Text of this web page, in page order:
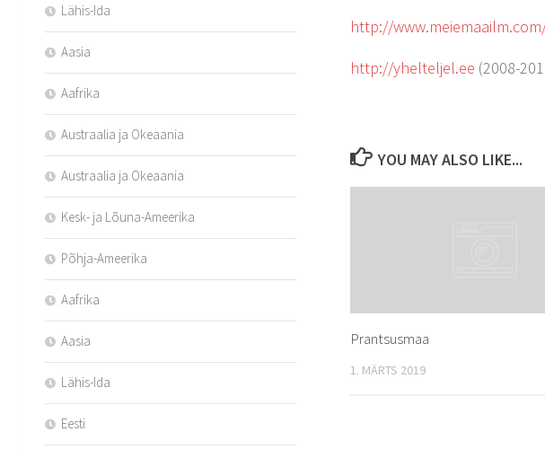
http://
http://yhelteljel.ee (2008-
YOU MAY ALSO LIKE...
Prantsusmaa
1. MÄRTS 2019
Lähis-Ida
Aasia
Aafrika
Austraalia ja Okeaania
Austraalia ja Okeaania
Kesk- ja Lõuna-Ameerika
Põhja-Ameerika
Aafrika
Aasia
Lähis-Ida
Eesti